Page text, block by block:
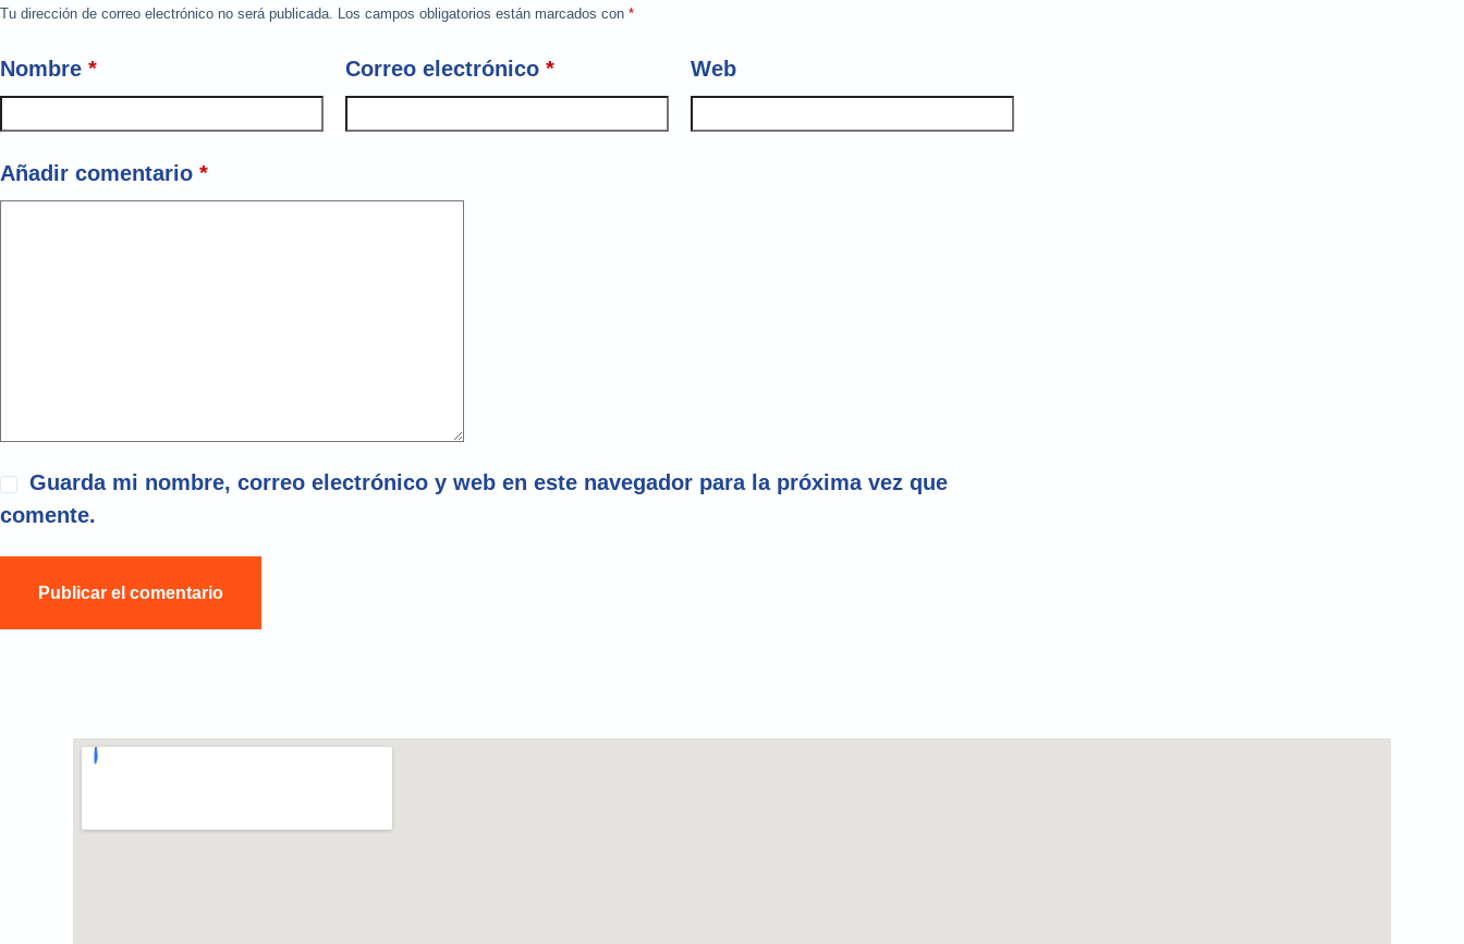
Tu dirección de correo electrónico no será publicada. Los campos obligatorios están marcados con *
Nombre * Correo electrónico * Web
Añadir comentario *
Guarda mi nombre, correo electrónico y web en este navegador para la próxima vez que
comente.
Publicar el comentario